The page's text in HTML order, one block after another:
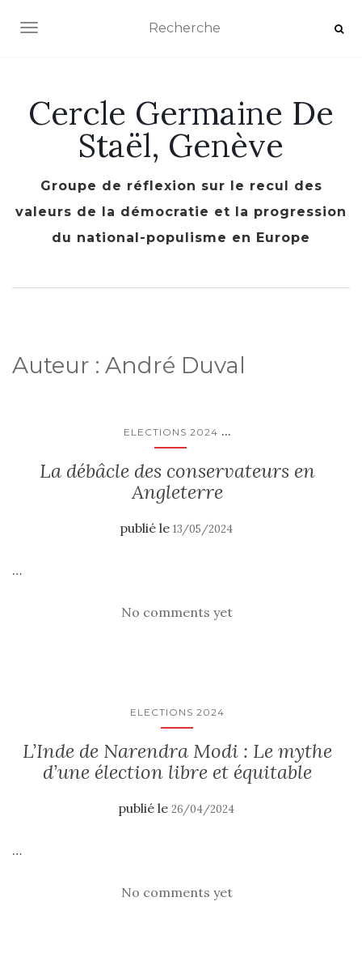
AFFICHER/MASQUER LA NAVIGATION
Cercle Germaine De
Staël, Genève
Groupe de réflexion sur le recul des
valeurs de la démocratie et la progression
du national-populisme en Europe
Auteur : André Duval
ELECTIONS 2024 ...
La débâcle des conservateurs en
Angleterre
publié le 13/05/2024
…
No comments yet
ELECTIONS 2024
L’Inde de Narendra Modi : Le mythe
d’une élection libre et équitable
publié le 26/04/2024
…
No comments yet